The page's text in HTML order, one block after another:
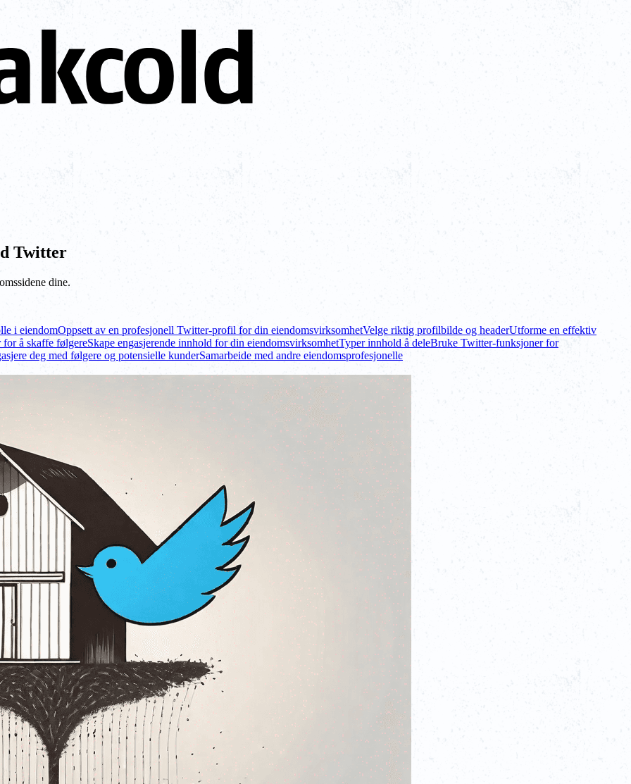
Twitter
dine.
i eiendomOppsett av en profesjonell Twitter-profil for din eiendomsvirksomhetVelge riktig profilbilde og headerUtforme en effektiv
for å skaffe følgereSkape engasjerende innhold for din eiendomsvirksomhetTyper innhold å deleBruke Twitter-funksjoner for
deg med følgere og potensielle kunderSamarbeide med andre eiendomsprofesjonelle